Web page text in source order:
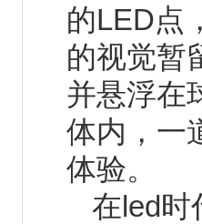
的LED点
的视觉暂
并悬浮在
体内，一
体验。
在led时